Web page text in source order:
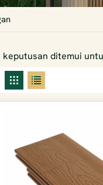
keputusan ditemui